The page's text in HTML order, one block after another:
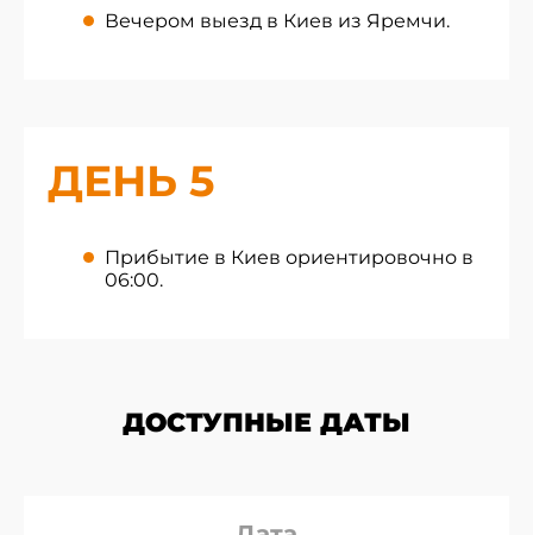
Вечером выезд в Киев из Яремчи.
ДЕНЬ 5
Прибытие в Киев ориентировочно в
06:00.
ДОСТУПНЫЕ ДАТЫ